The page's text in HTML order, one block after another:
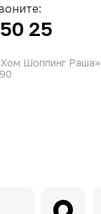
25
Шоппинг Раша»